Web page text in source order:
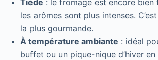
les arômes sont plus intenses.
la plus gourmande.
À température ambiante : idéal
buffet ou un pique-nique d’hiver en